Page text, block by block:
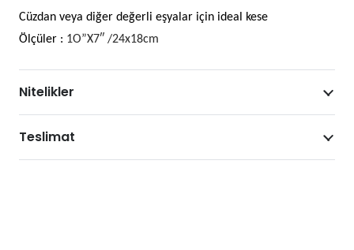
adet
Cüzdan veya diğer değerli eşyalar için ideal kese
Ölçüler : 1O”X7″ /24x18cm
Nitelikler
Teslimat